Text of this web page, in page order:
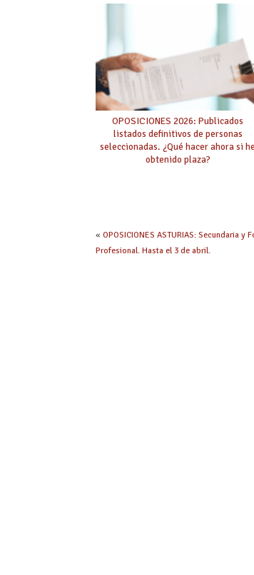
OPOSICIONES 2026: Publicados
listados definitivos de personas
seleccionadas. ¿Qué hacer ahora si he
obtenido plaza?
«OPOSICIONES ASTURIAS: Secundaria y
Profesional. Hasta el 3 de abril.